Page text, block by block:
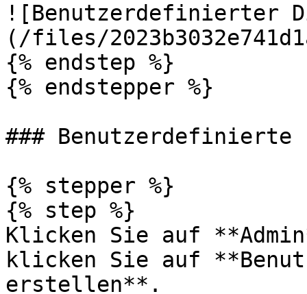
![Benutzerdefinierter
(/files/
{% endstep %}
{% endstepper %}
### Benutzerdefinierte
{% stepper %}
{% step %}
Klicken Sie auf
klicken Sie auf
erstellen**.